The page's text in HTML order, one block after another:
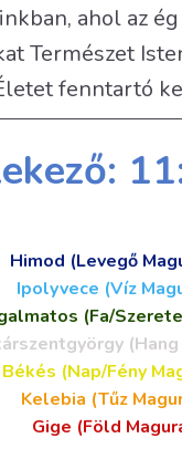
ahol az
Természet
fenntartó
Himod (Levegő
Ipolyvece (Víz
(Fa/
(Hang
Békés (Nap/Fény
Kelebia (Tűz
Gige (Föld